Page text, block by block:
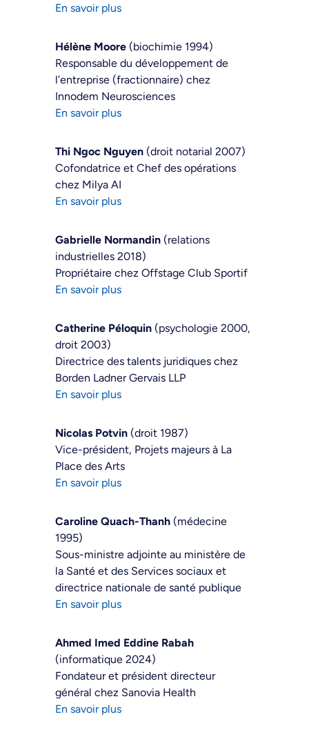
En savoir plus
Hélène Moore (biochimie 1994)
Responsable du développement de
l’entreprise (fractionnaire) chez
Innodem Neurosciences
En savoir plus
Thi Ngoc Nguyen (droit notarial 2007)
Cofondatrice et Chef des opérations
chez Milya AI
En savoir plus
Gabrielle Normandin (relations
industrielles 2018)
Propriétaire chez Offstage Club Sportif
En savoir plus
Catherine Péloquin (psychologie 2000,
droit 2003)
Directrice des talents juridiques chez
Borden Ladner Gervais LLP
En savoir plus
Nicolas Potvin (droit 1987)
Vice-président, Projets majeurs à La
Place des Arts
En savoir plus
Caroline Quach-Thanh (médecine
1995)
Sous-ministre adjointe au ministère de
la Santé et des Services sociaux et
directrice nationale de santé publique
En savoir plus
Ahmed Imed Eddine Rabah
(informatique 2024)
Fondateur et président directeur
général chez Sanovia Health
En savoir plus